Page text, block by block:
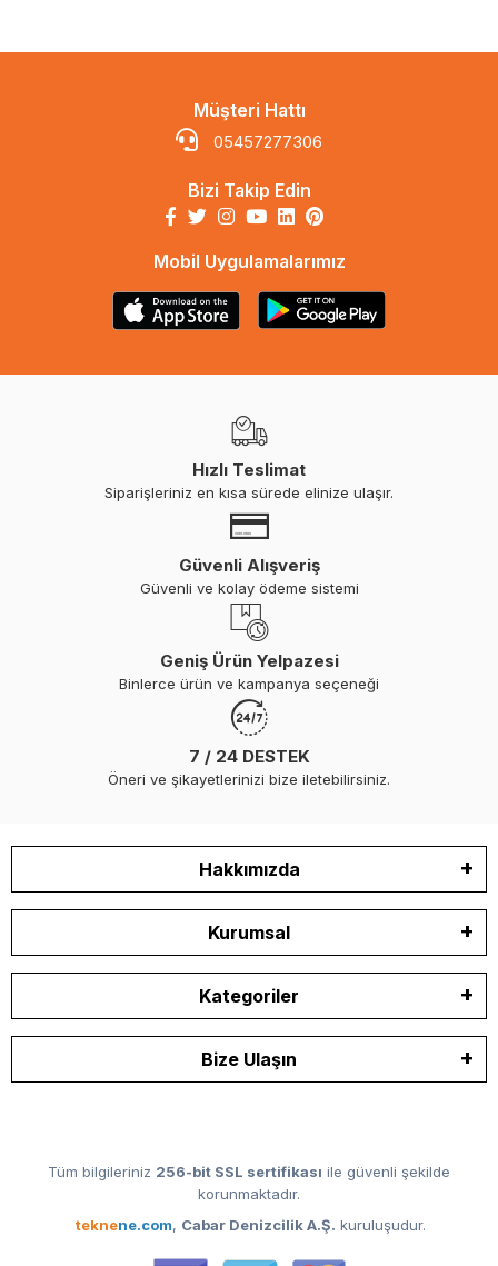
Müşteri Hattı
05457277306
Bizi Takip Edin
Mobil Uygulamalarımız
Hızlı Teslimat
Siparişleriniz en kısa sürede elinize ulaşır.
Güvenli Alışveriş
Güvenli ve kolay ödeme sistemi
Geniş Ürün Yelpazesi
Binlerce ürün ve kampanya seçeneği
7 / 24 DESTEK
Öneri ve şikayetlerinizi bize iletebilirsiniz.
Hakkımızda
Kurumsal
Kategoriler
Bize Ulaşın
Tüm bilgileriniz 256-bit SSL sertifikası ile güvenli şekilde
korunmaktadır.
teknene.com, Cabar Denizcilik A.Ş. kuruluşudur.